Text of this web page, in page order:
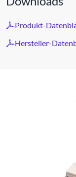
Produkt-
Hersteller-